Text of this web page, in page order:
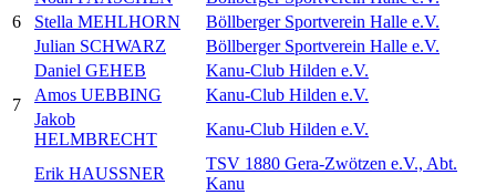
6
Stella MEHLHORN
Böllberger Sportverein Halle e.V.
Julian SCHWARZ
Böllberger Sportverein Halle e.V.
7
Daniel GEHEB
Kanu-Club Hilden e.V.
Amos UEBBING
Kanu-Club Hilden e.V.
Jakob
HELMBRECHT
Kanu-Club Hilden e.V.
Erik HAUSSNER
TSV 1880 Gera-Zwötzen e.V., Abt.
Kanu